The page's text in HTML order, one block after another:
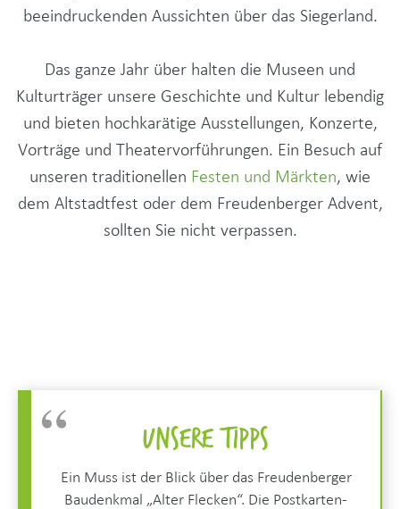
beeindruckenden Aussichten über das Siegerland.
Das ganze Jahr über halten die Museen und
Kulturträger unsere Geschichte und Kultur lebendig
und bieten hochkarätige Ausstellungen, Konzerte,
Vorträge und Theatervorführungen. Ein Besuch auf
unseren traditionellen Festen und Märkten, wie
dem Altstadtfest oder dem Freudenberger Advent,
sollten Sie nicht verpassen.
Unsere Tipps
Ein Muss ist der Blick über das Freudenberger
Baudenkmal „Alter Flecken“. Die Postkarten-